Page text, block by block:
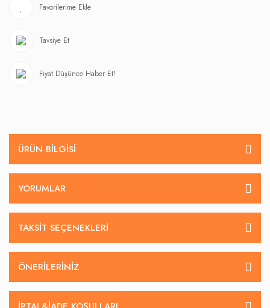
Tavsiye Et
Fiyat Düşünce Haber Et!
ÜRÜN BILGISI
YORUMLAR
TAKSIT SEÇENEKLERI
ÖNERILERINIZ